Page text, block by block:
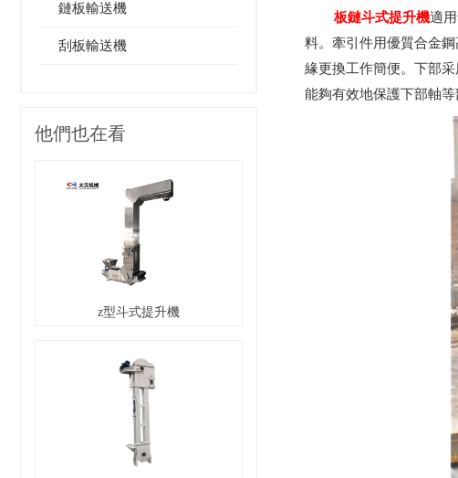
板鏈斗式提升機適
料。牽引件用優質合金
緣更換工作簡便。下部
能夠有效地保護下部軸等
鏈板輸送機
刮板輸送機
他們也在看
z型斗式提升機